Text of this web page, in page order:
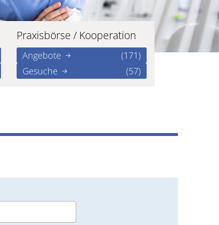
Praxisbörse / Kooperation
Angebote
(171)
Gesuche
(57)